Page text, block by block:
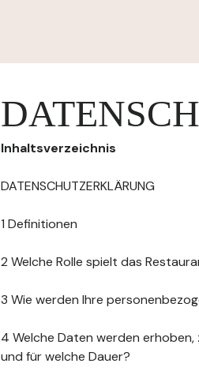
Inhaltsverzeichnis
DATENSCHUTZERKLÄRUNG
1 Definitionen
2 Welche Rolle spielt das
3 Wie werden Ihre
4 Welche Daten werden
und für welche Dauer?